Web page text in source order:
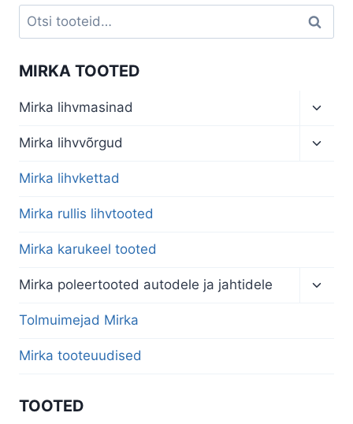
Otsi: Otsi
MIRKA TOOTED
Mirka lihvmasinad
menu
Mirka lihvvõrgud
Mirka lihvkettad
Mirka rullis lihvtooted
Mirka karukeel tooted
Mirka poleertooted autodele ja jahtidele
Tolmuimejad Mirka
Mirka tooteuudised
TOOTED